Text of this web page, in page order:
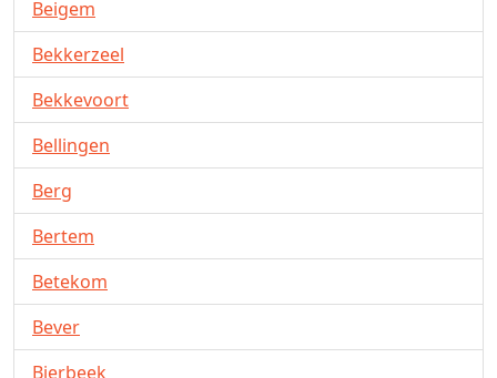
Beigem
Bekkerzeel
Bekkevoort
Bellingen
Berg
Bertem
Betekom
Bever
Bierbeek